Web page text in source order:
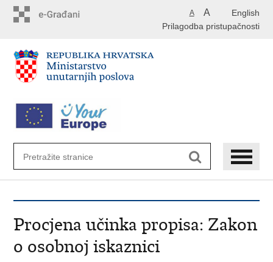
English
A A
Prilagodba pristupačnosti
Procjena učinka propisa: Zakon
o osobnoj iskaznici